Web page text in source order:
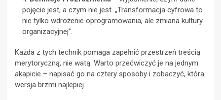
pojęcie jest, a czym nie jest. „Transformacja cyfrowa to
nie tylko wdrożenie oprogramowania, ale zmiana kultury
organizacyjnej”.
Każda z tych technik pomaga zapełnić przestrzeń treścią
merytoryczną, nie watą. Warto przećwiczyć je na jednym
akapicie – napisać go na cztery sposoby i zobaczyć, która
wersja brzmi najlepiej.